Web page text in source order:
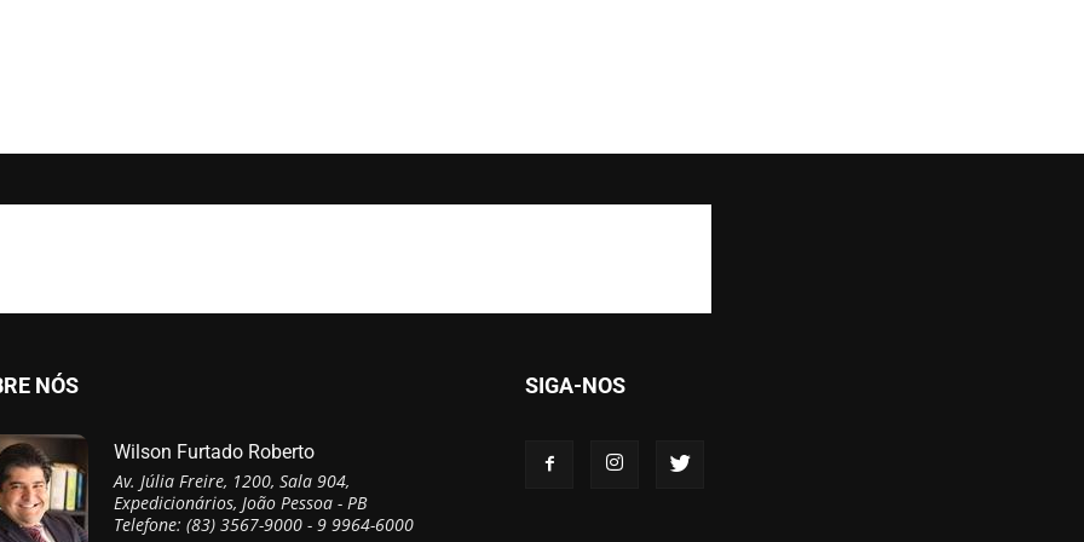
NÓS
Wilson Furtado Roberto
Av. Júlia Freire, 1200, Sala 904,
Expedicionários, João Pessoa - PB
Telefone: (83) 3567-9000 - 9 9964-6000
SIGA-NOS